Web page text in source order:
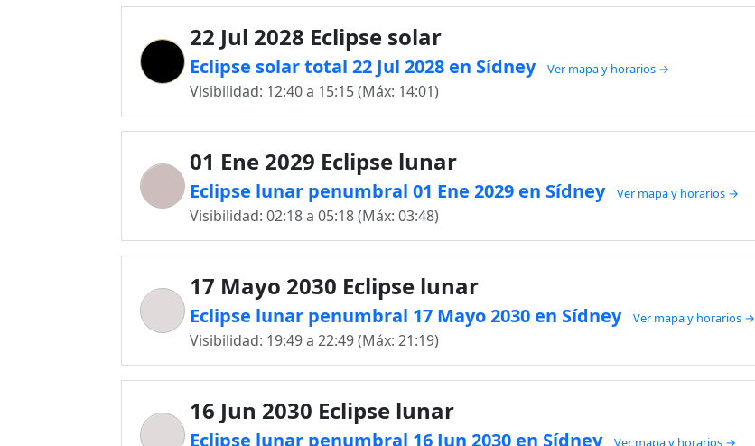
22 Jul 2028 Eclipse solar
Eclipse solar total 22 Jul 2028 en Sídney Ver mapa y horarios →
Visibilidad: 12:40 a 15:15 (Máx: 14:01)
01 Ene 2029 Eclipse lunar
Eclipse lunar penumbral 01 Ene 2029 en Sídney Ver mapa y horarios →
Visibilidad: 02:18 a 05:18 (Máx: 03:48)
17 Mayo 2030 Eclipse lunar
Eclipse lunar penumbral 17 Mayo 2030 en Sídney Ver mapa y horarios →
Visibilidad: 19:49 a 22:49 (Máx: 21:19)
16 Jun 2030 Eclipse lunar
Eclipse lunar penumbral 16 Jun 2030 en Sídney Ver mapa y horarios →